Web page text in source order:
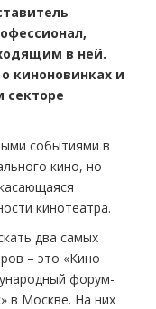
в ней.
киноновинках и
событиями в
кино, но
кинотеатра.
два самых
– это «Кино
форум-
в Москве. На них